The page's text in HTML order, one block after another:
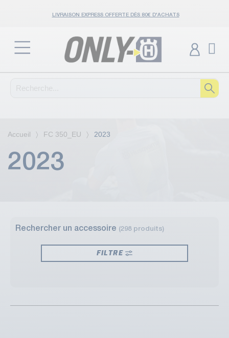
LIVRAISON EXPRESS OFFERTE DÈS 80€ D'ACHATS
Accueil FC 350_EU 2023
2023
Rechercher un accessoire (298 produits)
FILTRE